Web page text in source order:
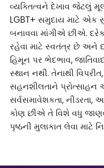
વ્યક્તિત્વને દેખાવ જેટલું
LGBT+ સમુદાય માટે એક
બનાવવા માંગીએ છીએ.
રહેવા માટે સ્વતંત્ર છે અને
હિમૂન પર ભેદભાવ,
સ્થાન નથી. તેનાથી
સહનશીલતાને પ્રોત્સાહન
સર્વસમાવેશકતા,
કોણ છીએ તે વિશે વધુ
પૃષ્ઠની મુલાકાત લેવા માટે